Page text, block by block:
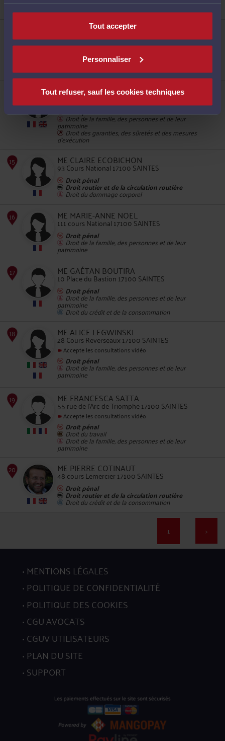
Tout accepter
Personnaliser
Tout refuser, sauf les cookies techniques
10
12
patrimoine
ME STÉPHANIE BRIN
1 Rue Saint Vivien 17100 SAINTES
Droit pénal
Droit de la famille, des personnes et de leur
patrimoine
Droit du dommage corporel
14
ME REBECCA REMOND
77 Cours National 17100 SAINTES
Droit pénal
Droit de la famille, des personnes et de leur
patrimoine
Droit des garanties, des sûretés et des mesures
d'exécution
15
ME CLAIRE ECOBICHON
93 Cours National 17100 SAINTES
Droit pénal
Droit routier et de la circulation routière
Droit du dommage corporel
16
ME MARIE-ANNE NOEL
111 cours National 17100 SAINTES
Droit pénal
Droit de la famille, des personnes et de leur
patrimoine
17
ME GAÉTAN BOUTIRA
10 Place du Bastion 17100 SAINTES
Droit pénal
Droit de la famille, des personnes et de leur
patrimoine
Droit du crédit et de la consommation
ME ALICE LEGWINSKI
28 Cours Reverseaux 17100 SAINTES
Accepte les consultations vidéo
Droit pénal
Droit de la famille, des personnes et de leur
patrimoine
ME FRANCESCA SATTA
55 rue de l'Arc de Triomphe 17100 SAINTES
Accepte les consultations vidéo
Droit pénal
Droit du travail
Droit de la famille, des personnes et de leur
patrimoine
ME PIERRE COTINAUT
48 cours Lemercier 17100 SAINTES
Droit pénal
Droit routier et de la circulation routière
Droit du crédit et de la consommation
1 >
MENTIONS LÉGALES
POLITIQUE DE CONFIDENTIALITÉ
POLITIQUE DES COOKIES
CGU AVOCATS
CGUV UTILISATEURS
PLAN DU SITE
SUPPORT